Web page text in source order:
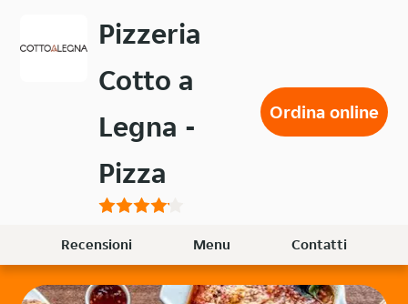
contenuto
Pizzeria
Cotto a
Legna -
Pizza
Ordina online
Recensioni Menu Contatti